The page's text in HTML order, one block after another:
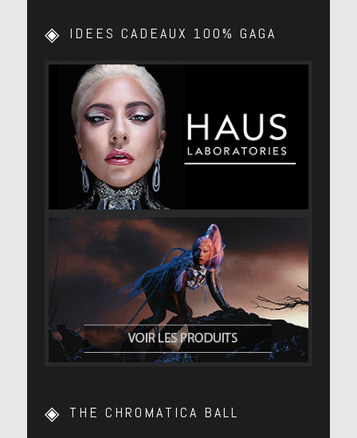
IDEES CADEAUX 100% GAGA
THE CHROMATICA BALL